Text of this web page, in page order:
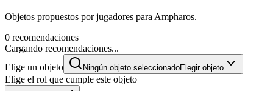
Objetos propuestos por jugadores para Ampharos.
0 recomendaciones
Cargando recomendaciones...
Elige un objeto
Ningún objeto seleccionadoElegir objeto
Elige el rol que cumple este objeto